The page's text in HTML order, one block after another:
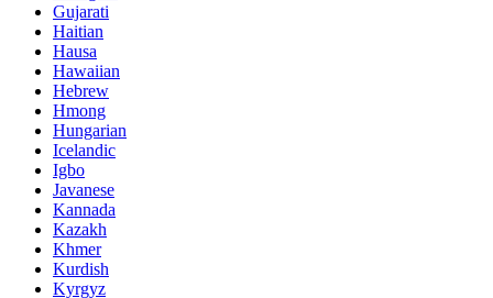
Gujarati
Haitian
Hausa
Hawaiian
Hebrew
Hmong
Hungarian
Icelandic
Igbo
Javanese
Kannada
Kazakh
Khmer
Kurdish
Kyrgyz